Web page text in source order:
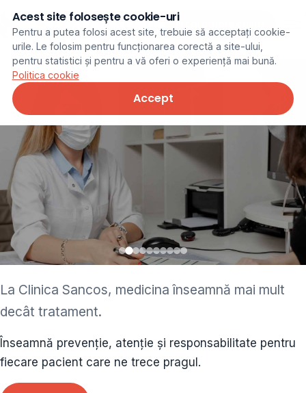
Programare online
ginecolog • cardiolog •
ORL • endocrinolog
Cât și alte specialități medicale, toate în cadrul aceleiași
Clinici
La Clinica Sancos, medicina înseamnă mai mult
decât tratament.
Înseamnă prevenție, atenție și responsabilitate pentru
fiecare pacient care ne trece pragul.
Acest site folosește cookie-uri
Pentru a putea folosi acest site, trebuie să acceptați cookie-
urile. Le folosim pentru funcționarea corectă a site-ului,
pentru statistici și pentru a vă oferi o experiență mai bună.
Politica cookie
Accept